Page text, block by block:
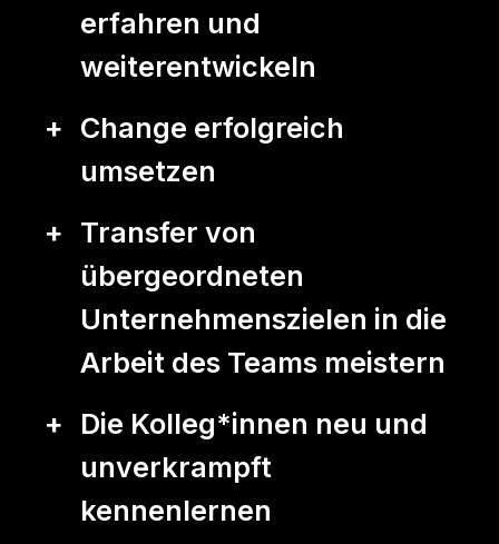
erfahren und
weiterentwickeln
Change erfolgreich
umsetzen
Transfer von
übergeordneten
Unternehmenszielen in die
Arbeit des Teams meistern
Die Kolleg*innen neu und
unverkrampft
kennenlernen